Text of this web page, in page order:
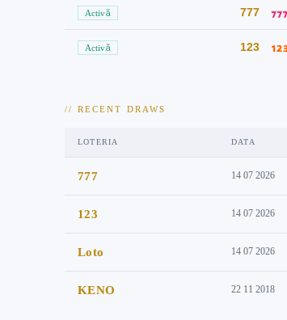
Activă 777
Activă 123
// RECENT DRAWS
LOTERIA DATA
777 14 07 2026
123 14 07 2026
Loto 14 07 2026
KENO 22 11 2018